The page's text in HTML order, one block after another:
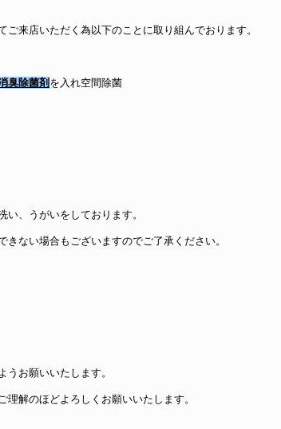
来店いただく為以下のことに取り組んでおります。
臭除菌剤を入れ空間除菌
い、うがいをしております。
ない場合もございますのでご了承ください。
お願いいたします。
解のほどよろしくお願いいたします。